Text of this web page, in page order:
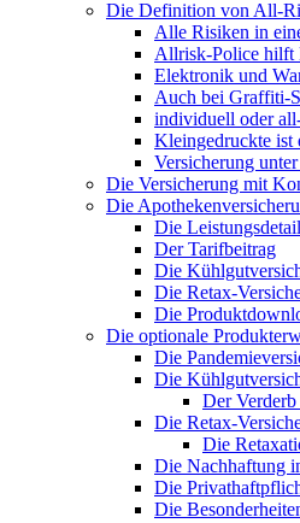
Die Definition von All-
Alle Risiken in
Allrisk-Police hilft
Elektronik und
Auch bei Graffiti-
individuell oder
Kleingedruckte ist
Versicherung
Die Versicherung mit
Die
Die
Der Tarifbeitrag
Die
Die Retax-
Die
Die optionale
Die
Die
Der
Die Retax-
Die
Die Nachhaftung
Die
Die